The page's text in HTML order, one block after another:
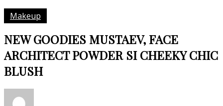
Makeup
NEW GOODIES MUSTAEV, FACE
ARCHITECT POWDER SI CHEEKY CHIC
BLUSH